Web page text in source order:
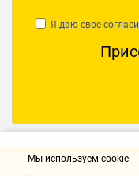
Я даю свое
Мы используем cookie